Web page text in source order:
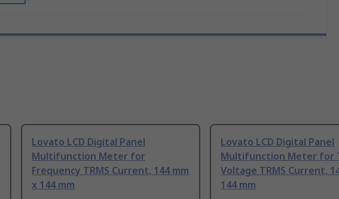
Lovato LCD Digital Panel
Multifunction Meter for
Frequency TRMS Current, 144 mm
x 144 mm
Lovato LCD Digital Panel
Multifunction Meter for
Voltage TRMS Current,
144 mm